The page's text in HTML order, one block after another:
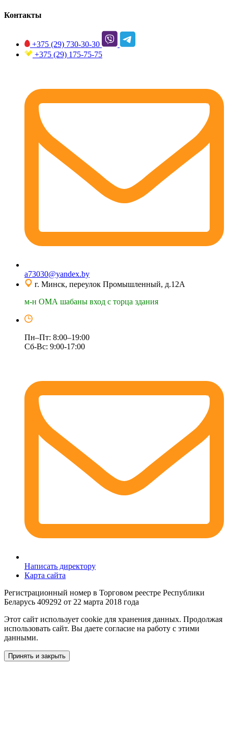
Контакты
+375 (29) 730-30-30
+375 (29) 175-75-75
a73030@yandex.by
г. Минск, переулок Промышленный, д.12А
м-н ОМА шабаны вход с торца здания
Пн–Пт: 8:00–19:00
Сб-Вс: 9:00-17:00
Написать директору
Карта сайта
Регистрационный номер в Торговом реестре Республики
Беларусь 409292 от 22 марта 2018 года
Этот сайт использует cookie для хранения данных. Продолжая
использовать сайт. Вы даете согласие на работу с этими
данными.
Принять и закрыть